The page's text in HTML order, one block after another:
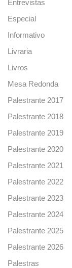
Entrevistas
Especial
Informativo
Livraria
Livros
Mesa Redonda
Palestrante 2017
Palestrante 2018
Palestrante 2019
Palestrante 2020
Palestrante 2021
Palestrante 2022
Palestrante 2023
Palestrante 2024
Palestrante 2025
Palestrante 2026
Palestras